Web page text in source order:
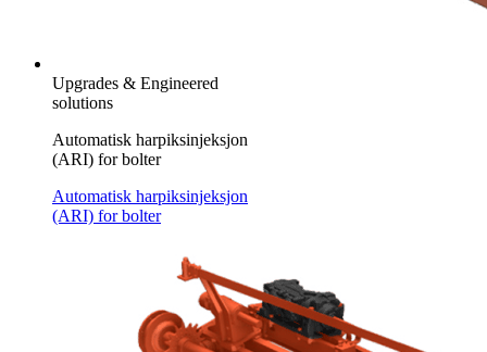
Upgrades & Engineered
solutions
Automatisk harpiksinjeksjon
(ARI) for bolter
Automatisk harpiksinjeksjon
(ARI) for bolter